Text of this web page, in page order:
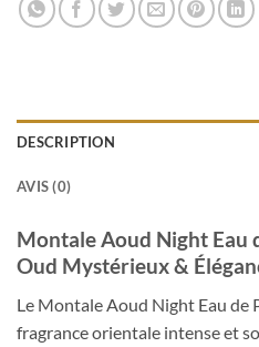
DESCRIPTION
AVIS (0)
Montale Aoud Night Eau
Oud Mystérieux &
Le Montale Aoud Night Eau de
fragrance orientale intense et